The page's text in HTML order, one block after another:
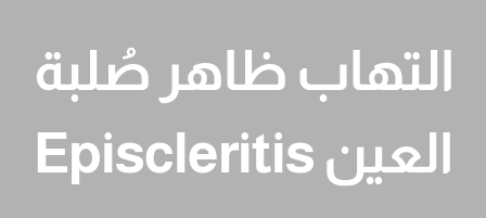
عمليات العين
نصائح و إرشادات
التهاب ظاهر صُلبة
العين Episcleritis